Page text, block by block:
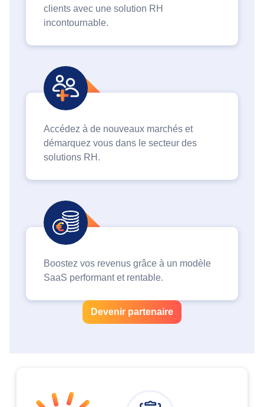
clients avec une solution RH
incontournable.
Accédez à de nouveaux marchés et
démarquez vous dans le secteur des
solutions RH.
Boostez vos revenus grâce à un modèle
SaaS performant et rentable.
Devenir partenaire